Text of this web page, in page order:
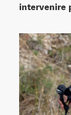
intervenire